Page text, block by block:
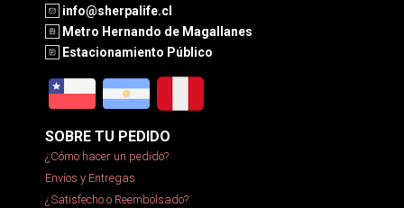
info@sherpalife.cl
Metro Hernando de Magallanes
Estacionamiento Público
SOBRE TU PEDIDO
¿Cómo hacer un pedido?
Envíos y Entregas
¿Satisfecho o Reembolsado?